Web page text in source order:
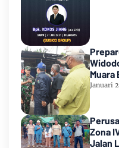
Muara
Januari
Zona
Jalan